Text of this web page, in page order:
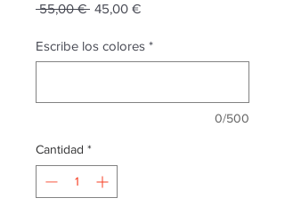
55,00 € Precio
45,00 €Precio
oferta
Escribe los colores *
0/500
Cantidad *